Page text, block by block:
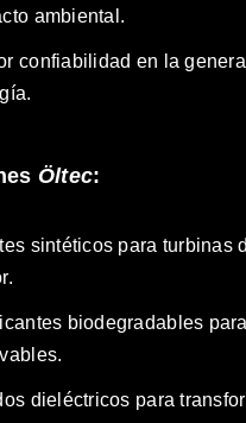
ambiental.
confiabilidad en la
Öltec:
sintéticos para turbinas
biodegradables
dieléctricos para